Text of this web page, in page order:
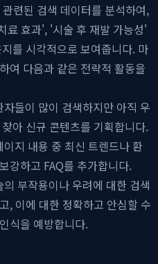
련된 검색 데이터를 분석하여,
료 효과', '시술 후 재발 가능성'
를 시각적으로 보여줍니다. 마
여 다음과 같은 전략적 활동을
자들이 많이 검색하지만 아직 우
아 신규 콘텐츠를 기획합니다.
이지 내용 중 최신 트렌드나 환
강하고 FAQ를 추가합니다.
의 부작용이나 우려에 대한 검색
, 이에 대한 정확하고 안심할 수
식을 예방합니다.